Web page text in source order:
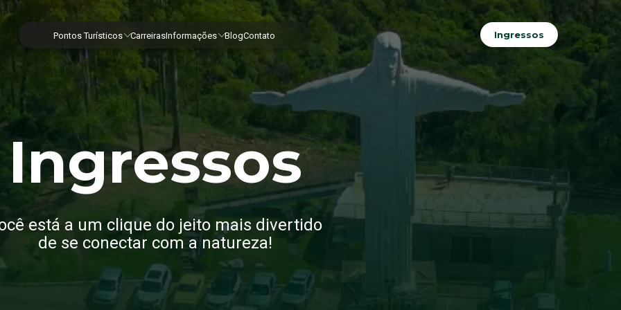
Pontos Turísticos CarreirasInformações BlogContato Ingressos
Ingressos
está a um clique do jeito mais divertido
de se conectar com a natureza!